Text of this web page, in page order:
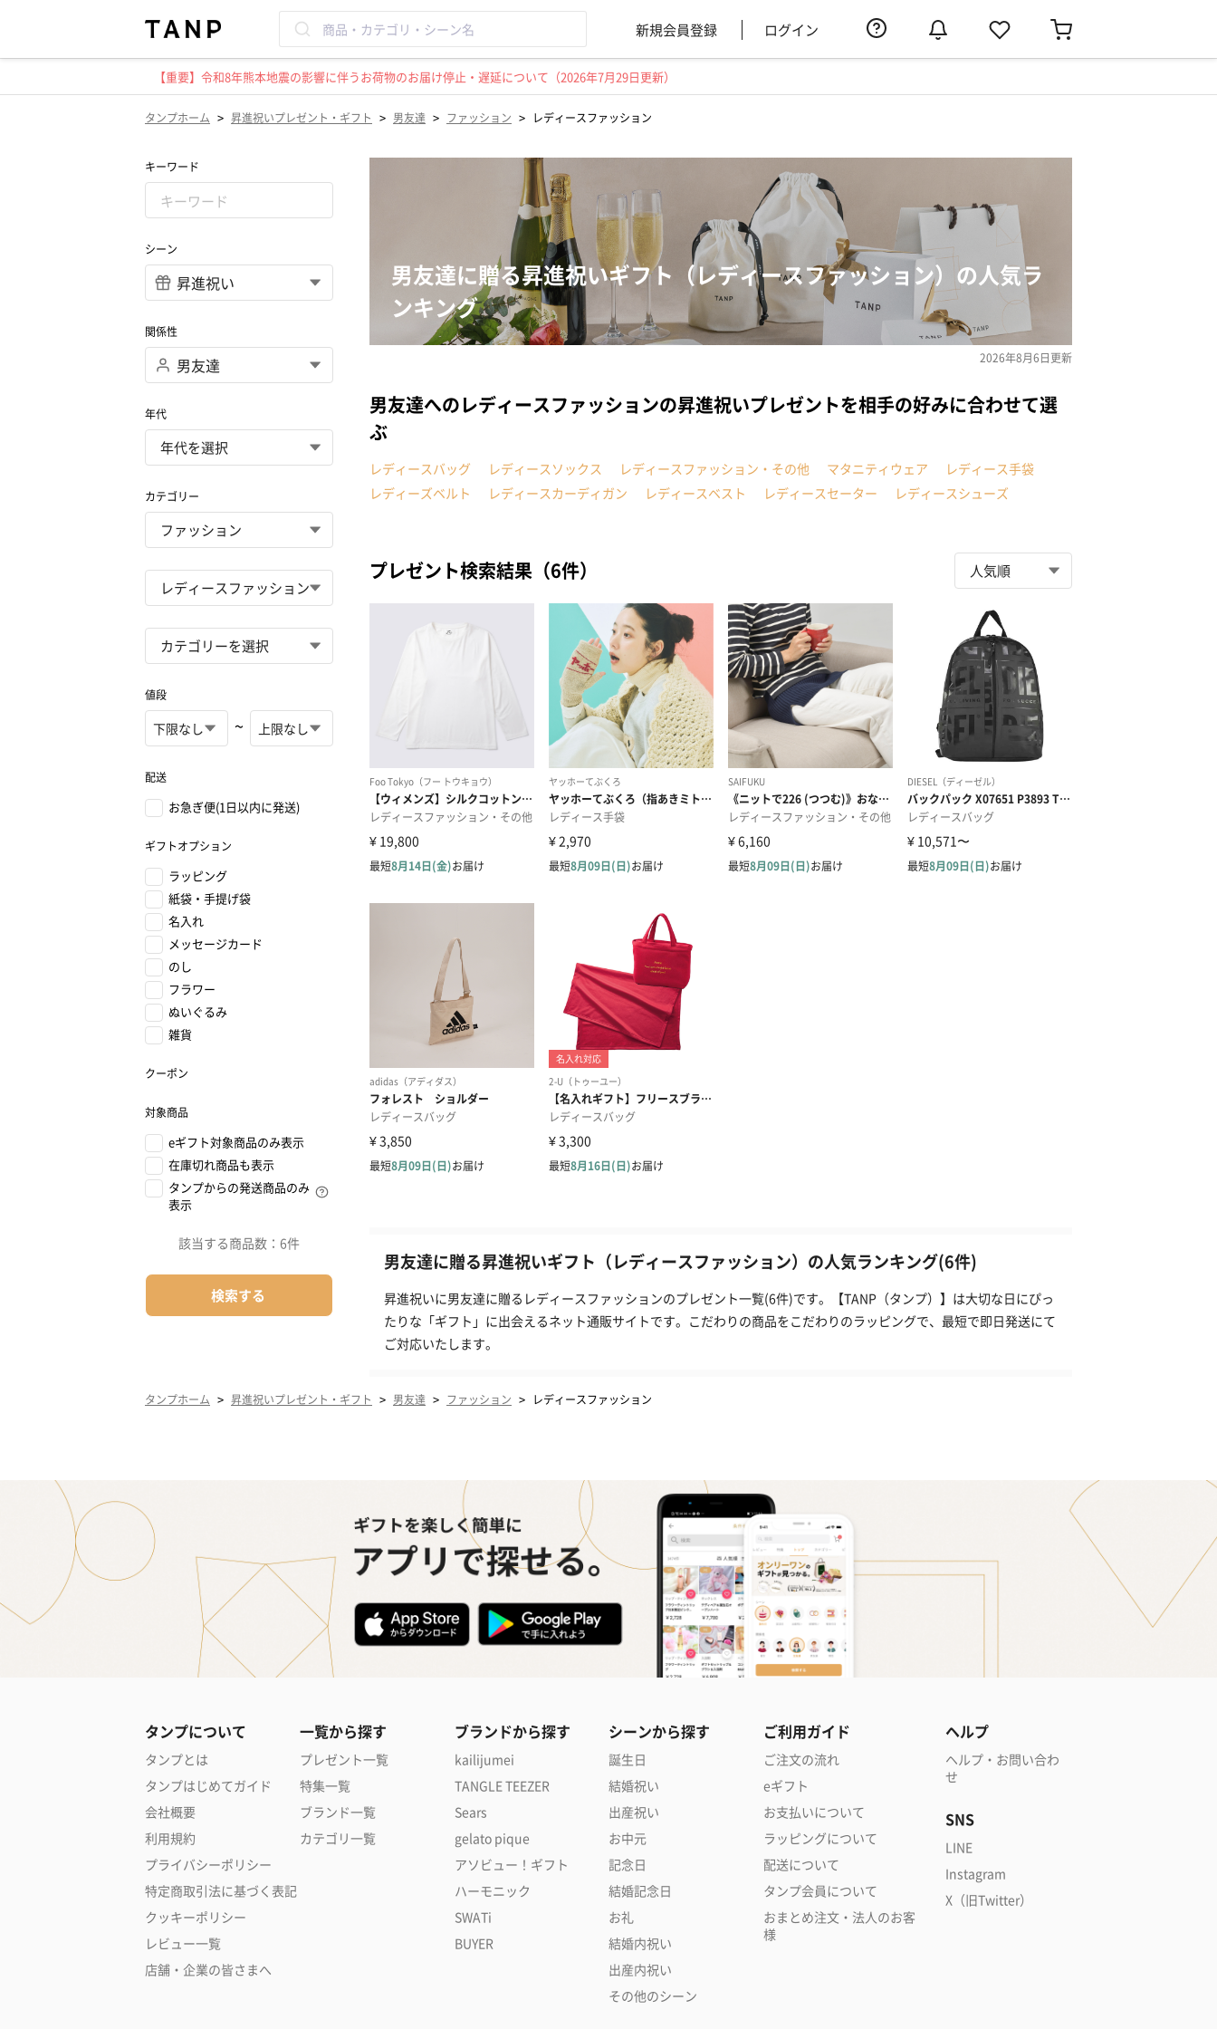
新規会員登録 ログイン
【重要】令和8年熊本地震の影響に伴うお荷物のお届け停止・遅延について（2026年7月29日更新）
タンプホーム > 昇進祝いプレゼント・ギフト > 男友達 > ファッション > レディースファッション
キーワード
シーン
関係性
年代
カテゴリー
値段
~
配送
お急ぎ便(1日以内に発送)
ギフトオプション
ラッピング
紙袋・手提げ袋
名入れ
メッセージカード
のし
フラワー
ぬいぐるみ
雑貨
クーポン
対象商品
eギフト対象商品のみ表示
在庫切れ商品も表示
タンプからの発送商品のみ
表示
該当する商品数： 6件
検索する
男友達に贈る昇進祝いギフト（レディースファッション）の人気ラ
ンキング
2026年8月6日更新
男友達へのレディースファッションの昇進祝いプレゼントを相手の好みに合わせて選
ぶ
レディースバッグ レディースソックス レディースファッション・その他 マタニティウェア
レディース手袋
レディーズベルト
レディースカーディガン レディースベスト レディースセーター レディースシューズ
プレゼント検索結果（6件）
男友達に贈る昇進祝いギフト（レディースファッション）の人気ランキング(6件)
昇進祝いに男友達に贈るレディースファッションのプレゼント一覧(6件)です。【TANP（タンプ）】は大切な日にぴっ
たりな「ギフト」に出会えるネット通販サイトです。こだわりの商品をこだわりのラッピングで、最短で即日発送にて
ご対応いたします。
タンプホーム > 昇進祝いプレゼント・ギフト > 男友達 > ファッション > レディースファッション
タンプについて
タンプとは
タンプはじめてガイド
会社概要
利用規約
プライバシーポリシー
特定商取引法に基づく表記
クッキーポリシー
レビュー一覧
店舗・企業の皆さまへ
一覧から探す
プレゼント一覧
特集一覧
ブランド一覧
カテゴリ一覧
ブランドから探す
kailijumei
TANGLE TEEZER
Sears
gelato pique
アソビュー！ギフト
ハーモニック
SWATi
BUYER
シーンから探す
誕生日
結婚祝い
出産祝い
お中元
記念日
結婚記念日
お礼
結婚内祝い
出産内祝い
その他のシーン
ご利用ガイド
ご注文の流れ
eギフト
お支払いについて
ラッピングについて
配送について
タンプ会員について
おまとめ注文・法人のお客
様
ヘルプ
ヘルプ・お問い合わ
せ
SNS
LINE
Instagram
X（旧Twitter）